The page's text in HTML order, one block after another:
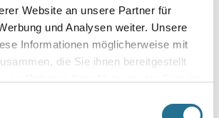
Website an unsere Partner für
und Analysen weiter. Unsere
Informationen möglicherweise mit
die Sie ihnen bereitgestellt